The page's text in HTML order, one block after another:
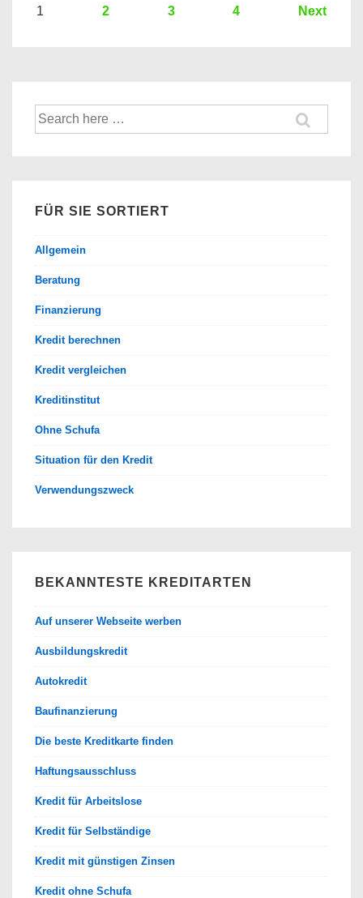
Summe
Euro
Seitennummerierung
1 2 3 4 Next
Suche
nach:
FÜR SIE SORTIERT
Allgemein
Beratung
Finanzierung
Kredit berechnen
Kredit vergleichen
Kreditinstitut
Ohne Schufa
Situation für den Kredit
Verwendungszweck
BEKANNTESTE KREDITARTEN
Auf unserer Webseite werben
Ausbildungskredit
Autokredit
Baufinanzierung
Die beste Kreditkarte finden
Haftungsausschluss
Kredit für Arbeitslose
Kredit für Selbständige
Kredit mit günstigen Zinsen
Kredit ohne Schufa